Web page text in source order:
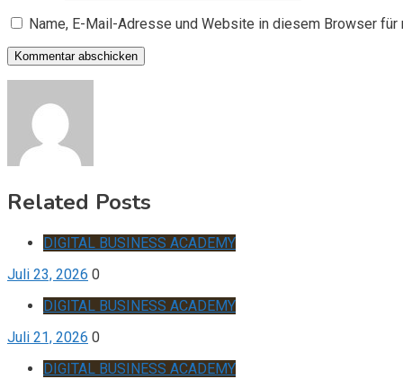
Name, E-Mail-Adresse und Website in diesem Browser
Related Posts
DIGITAL BUSINESS ACADEMY
Juli 23, 2026 0
DIGITAL BUSINESS ACADEMY
Juli 21, 2026 0
DIGITAL BUSINESS ACADEMY